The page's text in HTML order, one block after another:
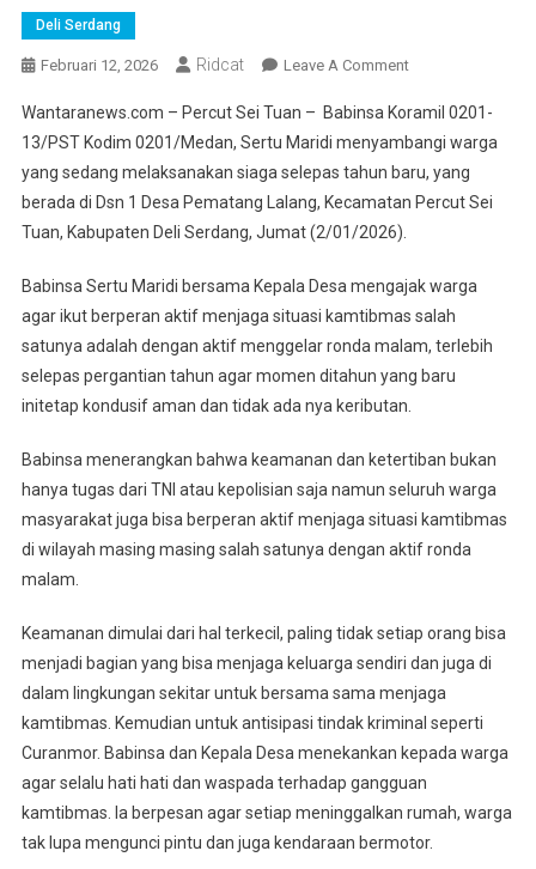
Deli Serdang
Februari 12, 2026 Ridcat Leave A CommentOn
Sertu
Maridi
Bersama
Kepala
Warga
Untuk
Menjaga
Kamtibmas
Wantaranews.com – Percut Sei Tuan – Babinsa Koramil 0201-
13/PST Kodim 0201/Medan, Sertu Maridi menyambangi warga
yang sedang melaksanakan siaga selepas tahun baru, yang
berada di Dsn 1 Desa Pematang Lalang, Kecamatan Percut Sei
Tuan, Kabupaten Deli Serdang, Jumat (2/01/2026).
Babinsa Sertu Maridi bersama Kepala Desa mengajak warga
agar ikut berperan aktif menjaga situasi kamtibmas salah
satunya adalah dengan aktif menggelar ronda malam, terlebih
selepas pergantian tahun agar momen ditahun yang baru
initetap kondusif aman dan tidak ada nya keributan.
Babinsa menerangkan bahwa keamanan dan ketertiban bukan
hanya tugas dari TNI atau kepolisian saja namun seluruh warga
masyarakat juga bisa berperan aktif menjaga situasi kamtibmas
di wilayah masing masing salah satunya dengan aktif ronda
malam.
Keamanan dimulai dari hal terkecil, paling tidak setiap orang bisa
menjadi bagian yang bisa menjaga keluarga sendiri dan juga di
dalam lingkungan sekitar untuk bersama sama menjaga
kamtibmas. Kemudian untuk antisipasi tindak kriminal seperti
Curanmor. Babinsa dan Kepala Desa menekankan kepada warga
agar selalu hati hati dan waspada terhadap gangguan
kamtibmas. Ia berpesan agar setiap meninggalkan rumah, warga
tak lupa mengunci pintu dan juga kendaraan bermotor.